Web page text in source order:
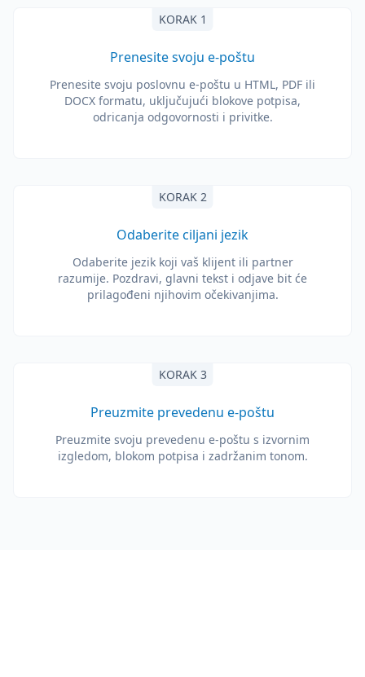
KORAK 1
Prenesite svoju e-poštu
Prenesite svoju poslovnu e-poštu u HTML, PDF ili
DOCX formatu, uključujući blokove potpisa,
odricanja odgovornosti i privitke.
KORAK 2
Odaberite ciljani jezik
Odaberite jezik koji vaš klijent ili partner
razumije. Pozdravi, glavni tekst i odjave bit će
prilagođeni njihovim očekivanjima.
KORAK 3
Preuzmite prevedenu e-poštu
Preuzmite svoju prevedenu e-poštu s izvornim
izgledom, blokom potpisa i zadržanim tonom.